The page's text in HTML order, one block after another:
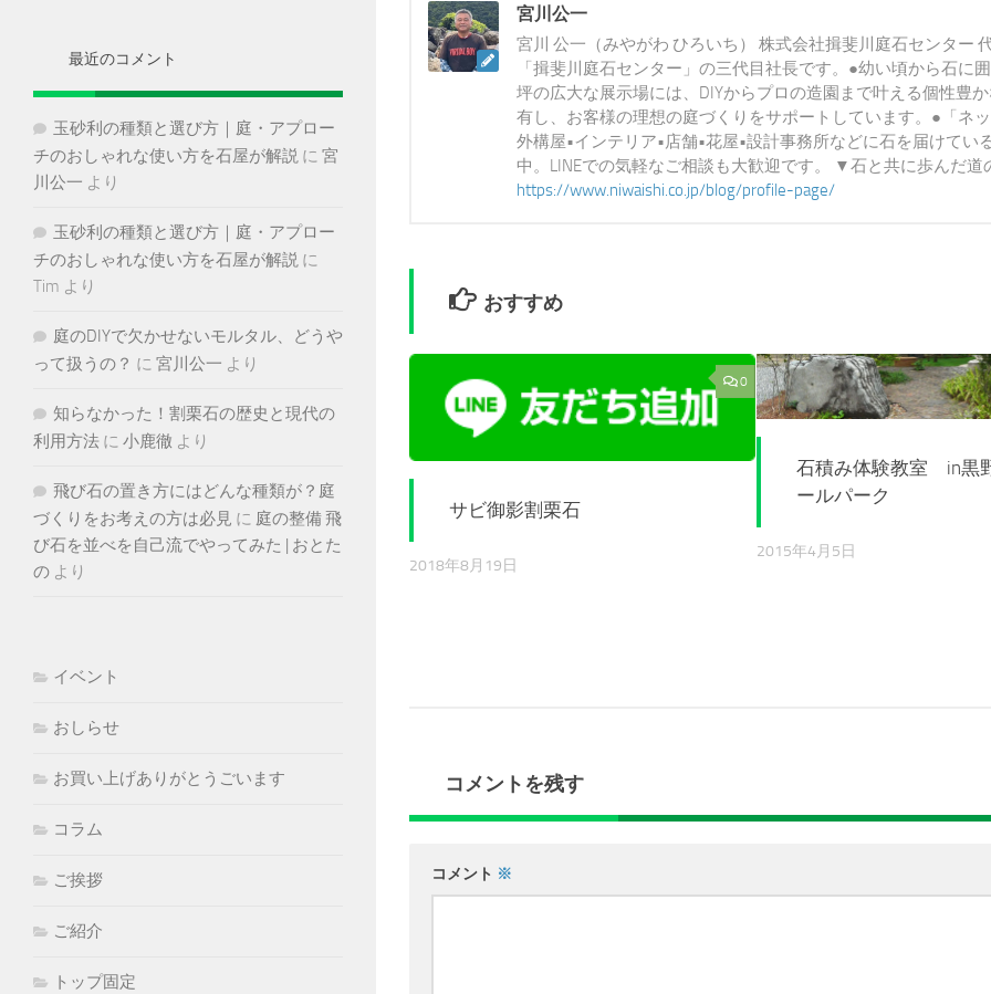
宮川公一
宮川 公一（みやがわ ひろいち） 株式会社揖斐川庭石センター
「揖斐川庭石センター」の三代目社長です。●幼い頃から石
坪の広大な展示場には、DIYからプロの造園まで叶える個性豊
有し、お客様の理想の庭づくりをサポートしています。●「ネ
外構屋•インテリア•店舗•花屋•設計事務所などに石を届けて
中。LINEでの気軽なご相談も大歓迎です。 ▼石と共に歩んだ
https://www.niwaishi.co.jp/blog/profile-page/
おすすめ
0
サビ御影割栗石
2018年8月19日
石積み体験教室 in黒
ールパーク
2015年4月5日
コメントを残す
コメント ※
最近のコメント
玉砂利の種類と選び方｜庭・アプロー
チのおしゃれな使い方を石屋が解説 に 宮
川公一 より
玉砂利の種類と選び方｜庭・アプロー
チのおしゃれな使い方を石屋が解説 に
Tim より
庭のDIYで欠かせないモルタル、どうや
って扱うの？ に 宮川公一 より
知らなかった！割栗石の歴史と現代の
利用方法 に 小鹿徹 より
飛び石の置き方にはどんな種類が？庭
づくりをお考えの方は必見 に 庭の整備 飛
び石を並べを自己流でやってみた | おとた
の より
イベント
おしらせ
お買い上げありがとうごいます
コラム
ご挨拶
ご紹介
トップ固定